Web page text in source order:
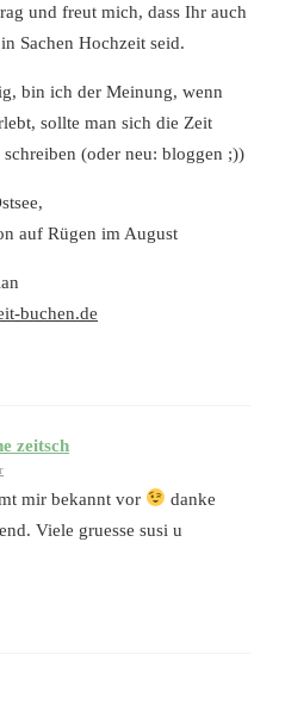
und freut mich, dass Ihr auch
Sachen Hochzeit seid.
bin ich der Meinung, wenn
sollte man sich die Zeit
(oder neu: bloggen ;))
auf Rügen im August
buchen.de
zeitsch
mir bekannt vor
danke
Viele gruesse susi u